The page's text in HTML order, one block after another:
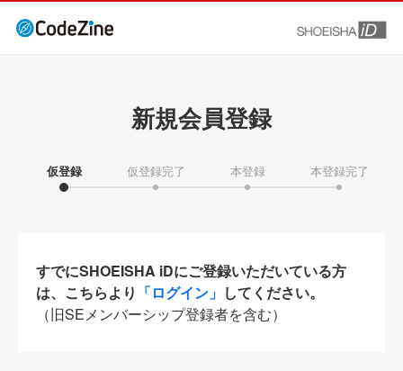
新規会員登録
仮登録 仮登録完了 本登録 本登録完了
すでにSHOEISHA iDにご登録いただいている方
は、こちらより 「ログイン」 してください。
（旧SEメンバーシップ登録者を含む）